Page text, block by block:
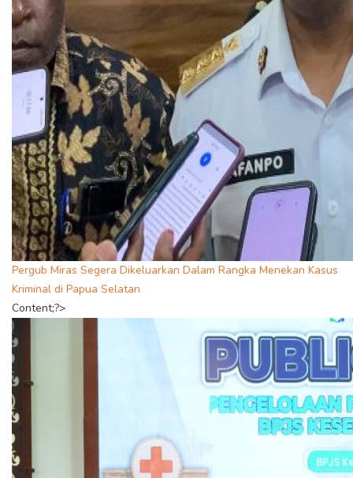
Pergub Miras Segera Dikeluarkan Dalam Rangka Menekan Kasus
Kriminal di Papua Selatan
Content;?>